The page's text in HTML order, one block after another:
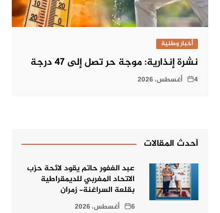
أخبار وطنية
نشرة إنذارية: موجة حر تصل إلى 47 درجة
4 أغسطس، 2026
أحدث المقالات
عبد الغفور حاتم يقود لائحة حزب
الاتحاد المغربي للديمقراطية
بقلعة السراغنة- زمران
6 أغسطس، 2026